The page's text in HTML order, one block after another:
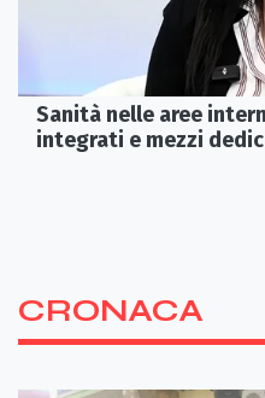
Sanità nelle aree
integrati e mezzi
CRONACA